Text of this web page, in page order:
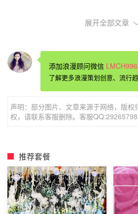
元旦节向女友求婚的浪漫方式--返璞
当我们厌倦了现实的浮躁与虚华，如
也许会有意想不到的浪收获。男生向
比如：发自内心最真诚的语言，也许
的告白方式并没有那么深情并茂，但
起女友的共鸣，能够勾起她对美好爱
带给她一种内心深处的感动与浪漫感
展开全部文章
添加浪漫顾问微信
了解更多浪漫策划创意、流行
声明：部分图片、文章来源于网络，版
权，请联系客服删除。客服
推荐套餐